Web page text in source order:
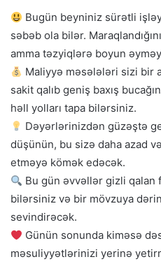
Bugün beyniniz sürətli
səbəb ola bilər.
amma təzyiqlərə boyun
Maliyyə məsələləri sizi bir
sakit qalıb geniş baxış
həll yolları tapa bilərsiniz.
Dəyərlərinizdən güzəştə
düşünün, bu sizə daha azad
etməyə kömək edəcək.
Bu gün əvvəllər gizli qalan
bilərsiniz və bir mövzuya
sevindirəcək.
Günün sonunda kiməsə
məsuliyyətlərinizi yerinə